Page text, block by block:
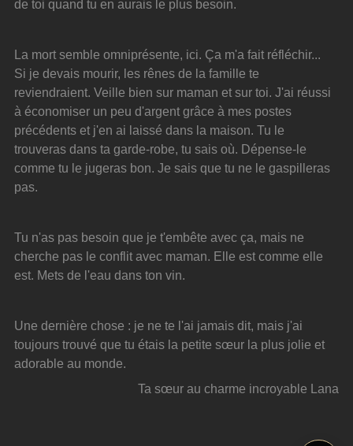
de toi quand tu en aurais le plus besoin.
La mort semble omniprésente, ici. Ça m'a fait réfléchir...
Si je devais mourir, les rênes de la famille te
reviendraient. Veille bien sur maman et sur toi. J'ai réussi
à économiser un peu d'argent grâce à mes postes
précédents et j'en ai laissé dans la maison. Tu le
trouveras dans ta garde-robe, tu sais où. Dépense-le
comme tu le jugeras bon. Je sais que tu ne le gaspilleras
pas.
Tu n'as pas besoin que je t'embête avec ça, mais ne
cherche pas le conflit avec maman. Elle est comme elle
est. Mets de l'eau dans ton vin.
Une dernière chose : je ne te l'ai jamais dit, mais j'ai
toujours trouvé que tu étais la petite sœur la plus jolie et
adorable au monde.
Ta sœur au charme incroyable Lana